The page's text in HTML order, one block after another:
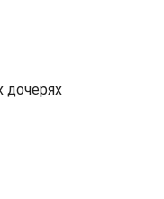
дочерях